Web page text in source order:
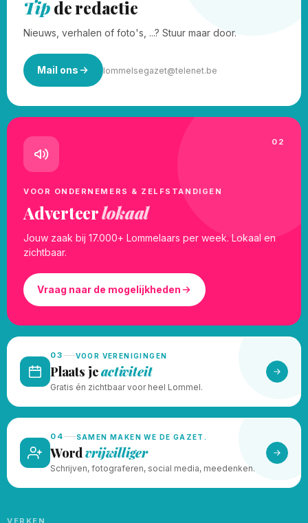
Tipde redactie
Nieuws, verhalen of foto's, ...? Stuur maar door.
Mail ons lommelsegazet@telenet.be
02
VOOR ONDERNEMERS & ZELFSTANDIGEN
Adverteerlokaal
Jouw zaak bij 17.000+ Lommelaars per week. Lokaal en
zichtbaar.
Vraag naar de mogelijkheden
03 VOOR VERENIGINGEN
Plaats jeactiviteit
Gratis én zichtbaar voor heel Lommel.
04 SAMEN MAKEN WE DE GAZET.
Wordvrijwilliger
Schrijven, fotograferen, social media, meedenken.
VERKEN